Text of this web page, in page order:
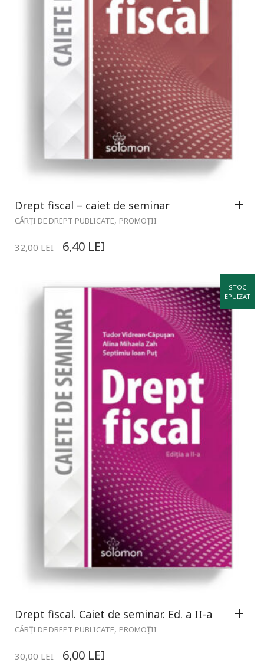
Drept fiscal – caiet de seminar
CĂRȚI DE DREPT PUBLICATE, PROMOȚII
32,00LEI 6,40 LEI
STOC
EPUIZAT
Drept fiscal. Caiet de seminar. Ed. a II-a
CĂRȚI DE DREPT PUBLICATE, PROMOȚII
30,00LEI 6,00 LEI